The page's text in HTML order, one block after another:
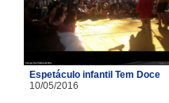
Espetáculo infantil Tem Doce
10/05/2016